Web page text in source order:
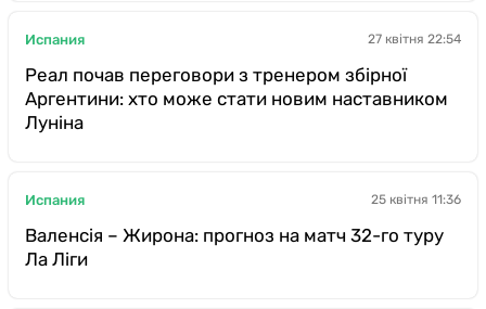
Испания 27 квітня 22:54
Реал почав переговори з тренером збірної
Аргентини: хто може стати новим наставником
Луніна
Испания 25 квітня 11:36
Валенсія – Жирона: прогноз на матч 32-го туру
Ла Ліги